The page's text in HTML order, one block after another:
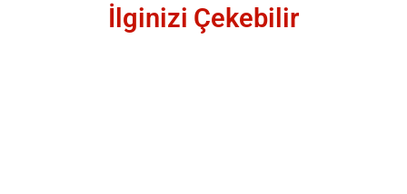
İlginizi Çekebilir